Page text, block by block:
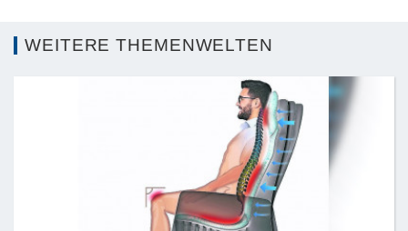
WEITERE THEMENWELTEN